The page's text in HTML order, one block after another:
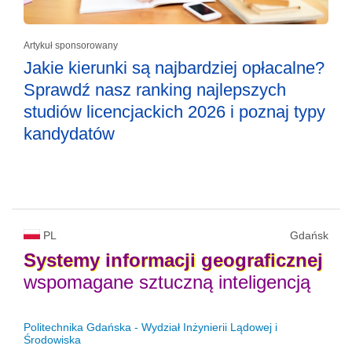
Artykuł sponsorowany
Jakie kierunki są najbardziej opłacalne?
Sprawdź nasz ranking najlepszych
studiów licencjackich 2026 i poznaj typy
kandydatów
PL Gdańsk
Systemy informacji geograficznej
wspomagane sztuczną inteligencją
Politechnika Gdańska - Wydział Inżynierii Lądowej i
Środowiska